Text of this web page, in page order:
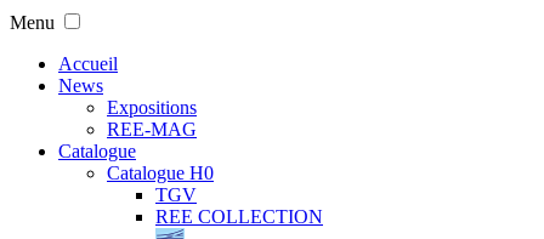
Menu
Accueil
News
Expositions
REE-MAG
Catalogue
Catalogue H0
TGV
REE COLLECTION